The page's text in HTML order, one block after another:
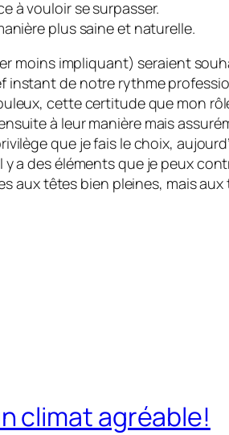
à vouloir se surpasser.
plus saine et naturelle.
moins impliquant) seraient
de notre rythme
cette certitude que mon
à leur manière mais
que je fais le choix,
a des éléments que je peux
aux têtes bien pleines, mais
climat agréable!